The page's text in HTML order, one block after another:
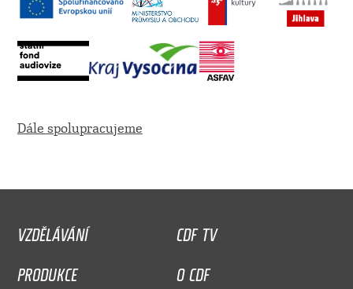
Dále spolupracujeme
VZDĚLÁVÁNÍ
CDF TV
PRODUKCE
O CDF